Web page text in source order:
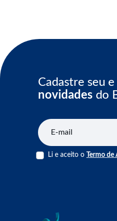
Cadastre seu
novidades do
E-mail
Li e aceito o Termo de